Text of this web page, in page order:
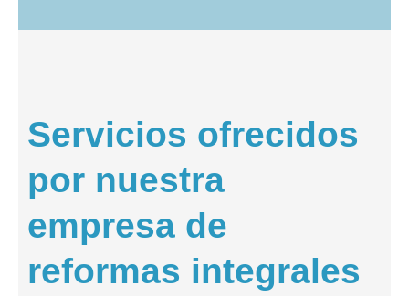
Servicios ofrecidos
por nuestra
empresa de
reformas integrales